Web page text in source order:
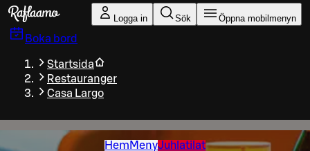
Gå till huvudinnehållet
Logga in Sök Öppna mobilmenyn
Boka bord
Startsida
Restauranger
Casa Largo
Hem MenyJuhlatilat